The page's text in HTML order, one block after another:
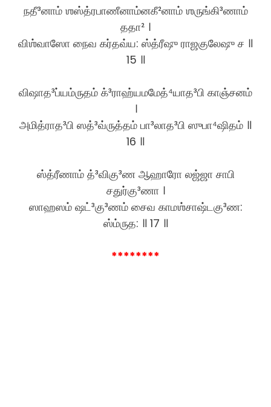
நதீ³னாம் ஶஸ்த்ரபாணீனாம்னகீ²னாம் ஶ‍ருங்கி³ணாம்
ததா² ।
விஶ்வாஸோ நைவ கர்தவ்ய: ஸ்த்ரீஷு ராஜகுலேஷு ச ॥
15 ॥
விஷாத³ப்யம்ருதம் க்³ராஹ்யமமேத்⁴யாத³பி காஞ்சனம்
।
அமித்ராத³பி ஸத்³வ்ருத்தம் பா³லாத³பி ஸுபா⁴ஷிதம் ॥
16 ॥
ஸ்த்ரீணாம் த்³விகு³ண ஆஹாரோ லஜ்ஜா சாபி
சதுர்கு³ணா ।
ஸாஹஸம் ஷட்³கு³ணம் சைவ காமஶ்சாஷ்டகு³ண:
ஸ்ம்ருத: ॥ 17 ॥
********